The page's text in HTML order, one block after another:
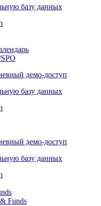
базу данных
базу данных
базу данных